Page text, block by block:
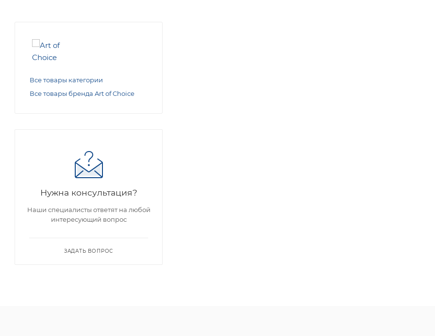
Все товары категории
Все товары бренда Art of Choice
Нужна консультация?
Наши специалисты ответят на любой
интересующий вопрос
ЗАДАТЬ ВОПРОС